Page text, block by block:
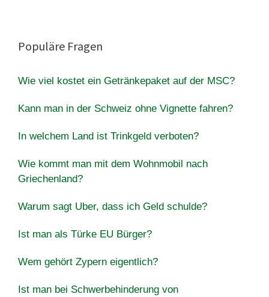
Populäre Fragen
Wie viel kostet ein Getränkepaket auf der MSC?
Kann man in der Schweiz ohne Vignette fahren?
In welchem Land ist Trinkgeld verboten?
Wie kommt man mit dem Wohnmobil nach
Griechenland?
Warum sagt Uber, dass ich Geld schulde?
Ist man als Türke EU Bürger?
Wem gehört Zypern eigentlich?
Ist man bei Schwerbehinderung von